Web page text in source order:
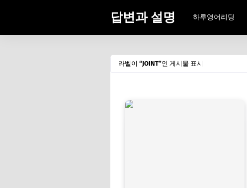
답변과 설명 하루영어리딩
라벨이 JOINT 인 게시물 표시